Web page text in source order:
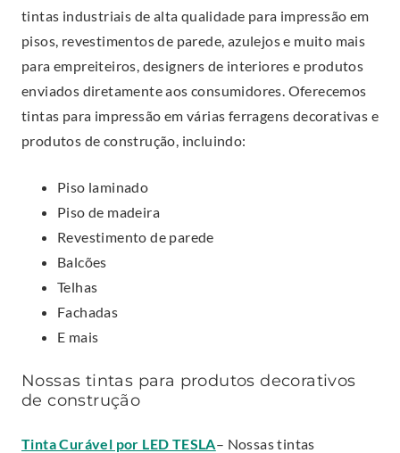
.
tintas industriais de alta qualidade para impressão em
pisos, revestimentos de parede, azulejos e muito mais
para empreiteiros, designers de interiores e produtos
enviados diretamente aos consumidores. Oferecemos
tintas para impressão em várias ferragens decorativas e
produtos de construção, incluindo:
Piso laminado
Piso de madeira
Revestimento de parede
Balcões
Telhas
Fachadas
E mais
Nossas tintas para produtos decorativos
de construção
Tinta Curável por LED TESLA.– Nossas tintas